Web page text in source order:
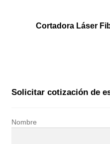
Cortadora Láser
Solicitar cotización de
Nombre